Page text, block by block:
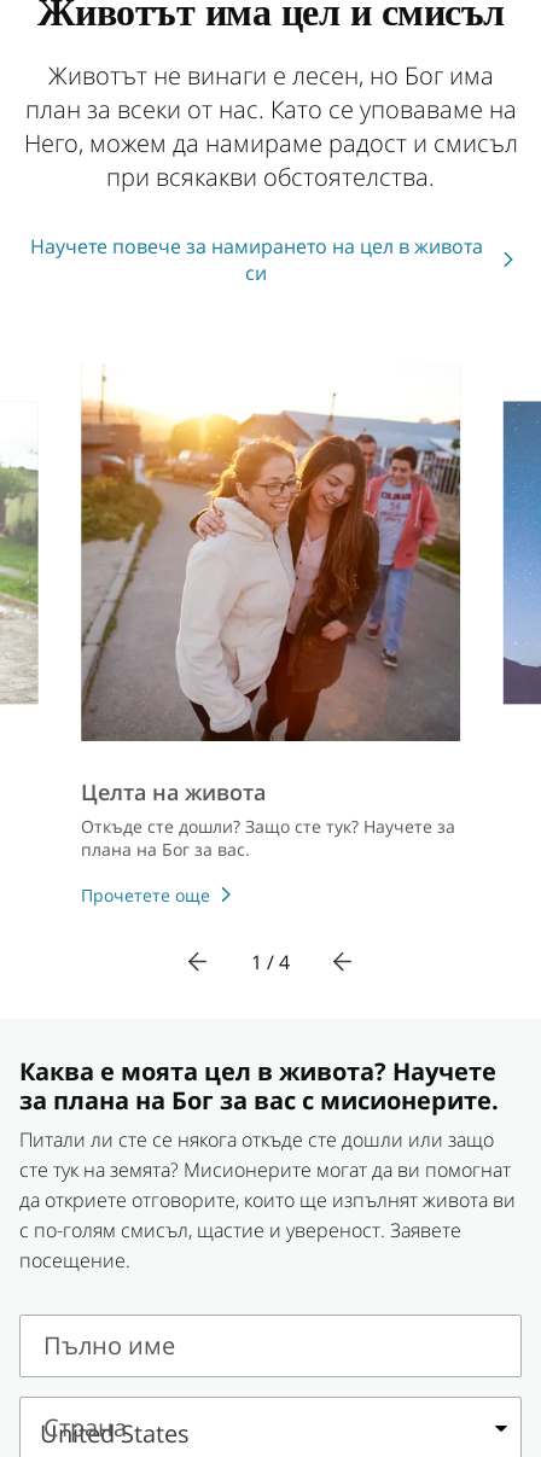
Бог е с вас
Бог ви обича
Животът има цел и смисъл
Животът не винаги е лесен, но Бог има
план за всеки от нас. Като се уповаваме на
Него, можем да намираме радост и смисъл
при всякакви обстоятелства.
Научете повече за намирането на цел в живота
си
Целта на живота
Откъде сте дошли? Защо сте тук? Научете за
плана на Бог за вас.
Прочетете още
1 / 4
Каква е моята цел в живота? Научете
за плана на Бог за вас с мисионерите.
Питали ли сте се някога откъде сте дошли или защо
сте тук на земята? Мисионерите могат да ви помогнат
да откриете отговорите, които ще изпълнят живота ви
с по-голям смисъл, щастие и увереност. Заявете
посещение.
Пълно име
Пълно
име
Страна